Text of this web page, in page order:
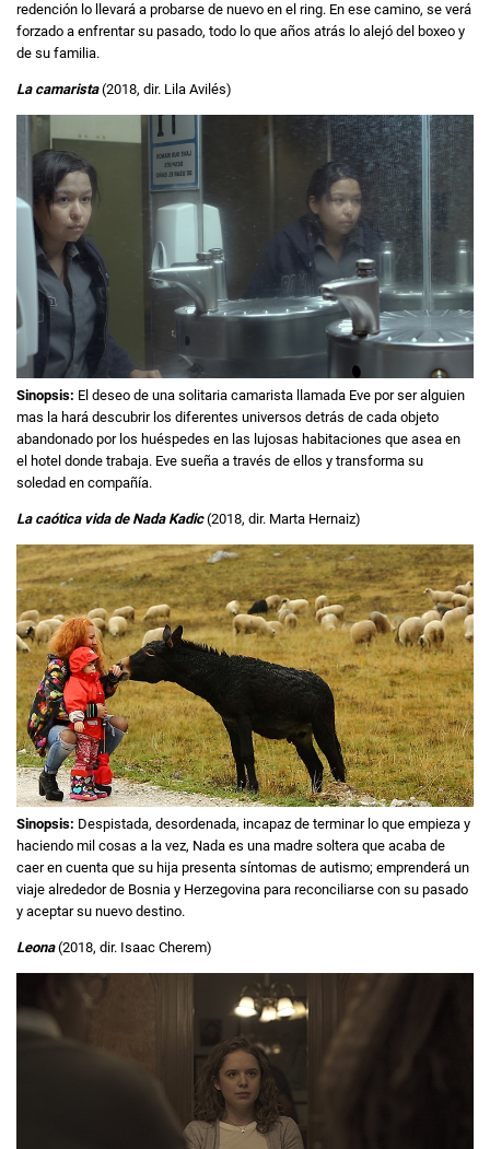
redención lo llevará a probarse de nuevo en el ring. En ese camino, se verá
forzado a enfrentar su pasado, todo lo que años atrás lo alejó del boxeo y
de su familia.
La camarista(2018, dir. Lila Avilés)
Sinopsis: El deseo de una solitaria camarista llamada Eve por ser alguien
mas la hará descubrir los diferentes universos detrás de cada objeto
abandonado por los huéspedes en las lujosas habitaciones que asea en
el hotel donde trabaja. Eve sueña a través de ellos y transforma su
soledad en compañía.
La caótica vida de Nada Kadic(2018, dir. Marta Hernaiz)
Sinopsis: Despistada, desordenada, incapaz de terminar lo que empieza y
haciendo mil cosas a la vez, Nada es una madre soltera que acaba de
caer en cuenta que su hija presenta síntomas de autismo; emprenderá un
viaje alrededor de Bosnia y Herzegovina para reconciliarse con su pasado
y aceptar su nuevo destino.
Leona(2018, dir. Isaac Cherem)